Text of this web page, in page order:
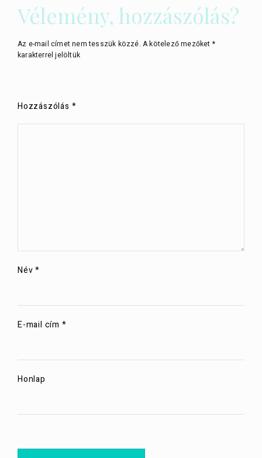
Vélemény, hozzászólás?
Az e-mail címet nem tesszük közzé. A kötelező mezőket *
karakterrel jelöltük
Hozzászólás *
Név*
E-mail cím *
Honlap